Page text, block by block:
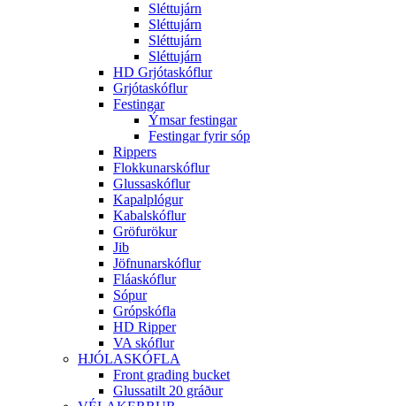
Sléttujárn
Sléttujárn
Sléttujárn
Sléttujárn
HD Grjótaskóflur
Grjótaskóflur
Festingar
Ýmsar festingar
Festingar fyrir sóp
Rippers
Flokkunarskóflur
Glussaskóflur
Kapalplógur
Kabalskóflur
Gröfurökur
Jib
Jöfnunarskóflur
Fláaskóflur
Sópur
Grópskófla
HD Ripper
VA skóflur
HJÓLASKÓFLA
Front grading bucket
Glussatilt 20 gráður